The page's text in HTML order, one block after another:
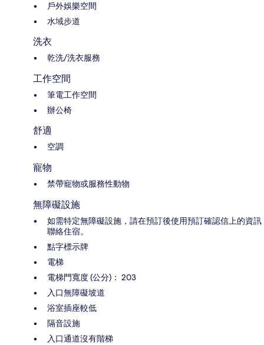
戶外娛樂空間
水域步道
洗衣
乾洗/洗衣服務
工作空間
筆電工作空間
辦公椅
舒適
空調
寵物
禁帶寵物或服務性動物
無障礙設施
如需特定無障礙設施，請在預訂後使用預訂確認信上的資訊
聯絡住宿。
點字標示牌
電梯
電梯門寬度 (公分)： 203
入口無障礙坡道
浴室插座較低
隔音設施
入口通道沒有階梯